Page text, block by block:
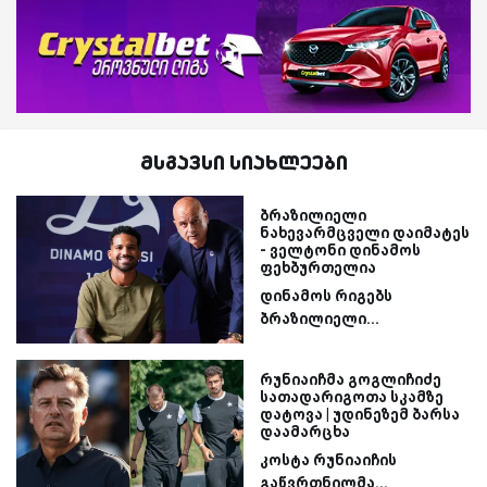
მსგავსი სიახლეები
ბრაზილიელი
ნახევარმცველი დაიმატეს
- ველტონი დინამოს
ფეხბურთელია
დინამოს რიგებს
ბრაზილიელი...
რუნიაიჩმა გოგლიჩიძე
სათადარიგოთა სკამზე
დატოვა | უდინეზემ ბარსა
დაამარცხა
კოსტა რუნიაიჩის
გაწვრთნილმა...